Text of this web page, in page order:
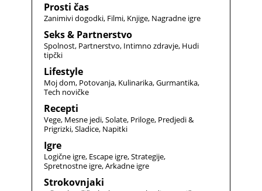
Prosti čas
Zanimivi dogodki Filmi Knjige Nagradne igre
Seks & Partnerstvo
Spolnost Partnerstvo Intimno zdravje Hudi
tipčki
Lifestyle
Moj dom Potovanja Kulinarika Gurmantika
Tech novičke
Recepti
Vege Mesne jedi Solate Priloge Predjedi &
Prigrizki Sladice Napitki
Igre
Logične igre Escape igre Strategije
Spretnostne igre Arkadne igre
Strokovnjaki